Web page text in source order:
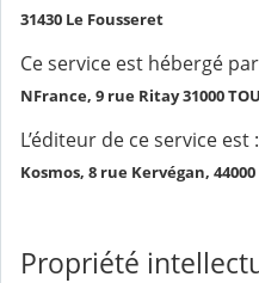
31430 Le Fousseret
Ce service est hébergé
NFrance, 9 rue Ritay 31000
L’éditeur de ce service est :
Kosmos, 8 rue Kervégan, 44000
Propriété